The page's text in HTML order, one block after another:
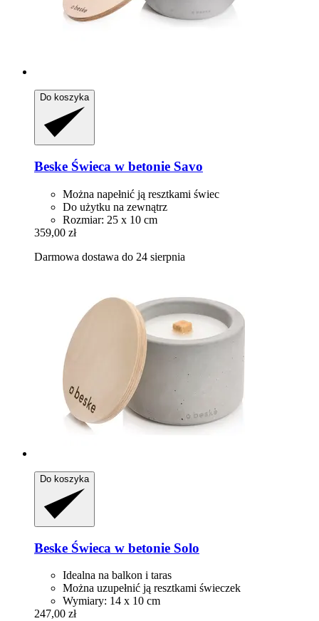
Do koszyka
Beske Świeca w betonie Savo
Można napełnić ją resztkami świec
Do użytku na zewnątrz
Rozmiar: 25 x 10 cm
359,00 zł
Darmowa dostawa do 24 sierpnia
Do koszyka
Beske Świeca w betonie Solo
Idealna na balkon i taras
Można uzupełnić ją resztkami świeczek
Wymiary: 14 x 10 cm
247,00 zł